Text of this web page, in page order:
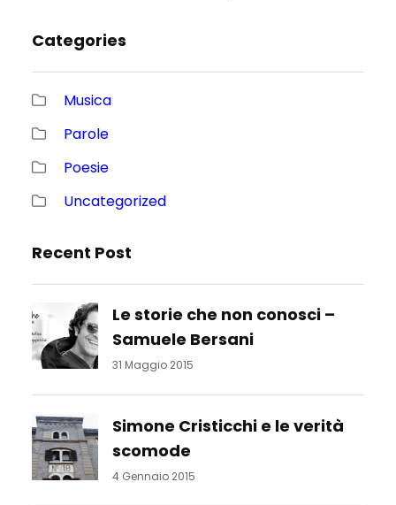
Categories
Musica
Parole
Poesie
Uncategorized
Recent Post
Le storie che non conosci –
Samuele Bersani
31 Maggio 2015
Simone Cristicchi e le verità
scomode
4 Gennaio 2015